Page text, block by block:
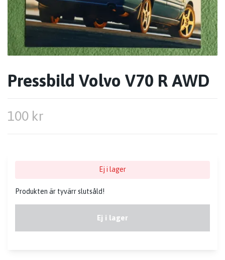
Pressbild Volvo V70 R AWD
100 kr
Ej i lager
Produkten är tyvärr slutsåld!
Ej i lager